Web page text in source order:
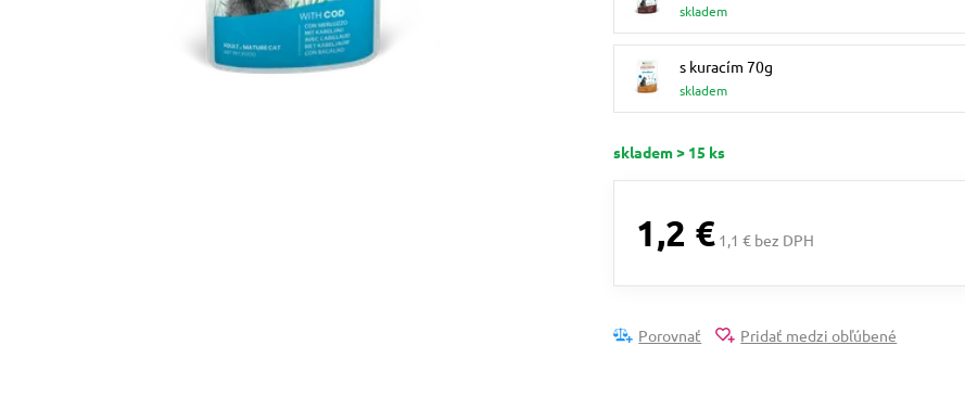
skladem
s kuracím 70g
skladem
skladem > 15 ks
1,2 € 1,1 € bez DPH
Porovnať Pridať medzi obľúbené